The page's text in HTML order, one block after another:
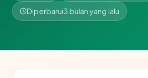
Diperbarui3 bulan yang lalu